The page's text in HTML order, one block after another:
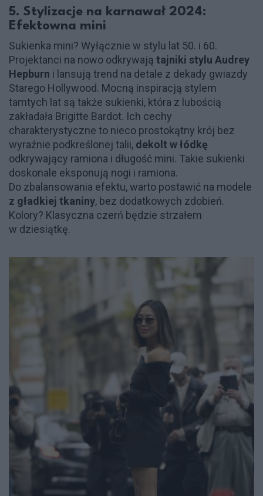
5. Stylizacje na karnawał 2024:
Efektowna mini
Sukienka mini? Wyłącznie w stylu lat 50. i 60.
Projektanci na nowo odkrywają tajniki stylu Audrey
Hepburn i lansują trend na detale z dekady gwiazdy
Starego Hollywood. Mocną inspiracją stylem
tamtych lat są także sukienki, która z lubością
zakładała Brigitte Bardot. Ich cechy
charakterystyczne to nieco prostokątny krój bez
wyraźnie podkreślonej talii, dekolt w łódkę
odkrywający ramiona i długość mini. Takie sukienki
doskonale eksponują nogi i ramiona.
Do zbalansowania efektu, warto postawić na modele
z gładkiej tkaniny, bez dodatkowych zdobień.
Kolory? Klasyczna czerń będzie strzałem
w dziesiątkę.